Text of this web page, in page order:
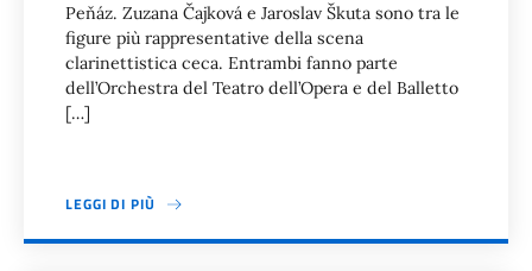
Peňáz. Zuzana Čajková e Jaroslav Škuta sono tra le
figure più rappresentative della scena
clarinettistica ceca. Entrambi fanno parte
dell’Orchestra del Teatro dell’Opera e del Balletto
[…]
LEGGI DI PIÙ